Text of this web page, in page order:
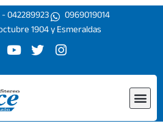
042289923
0969019014
1904 y Esmeraldas
Y
u
t
u
b
e
T
i
r
I
s
r